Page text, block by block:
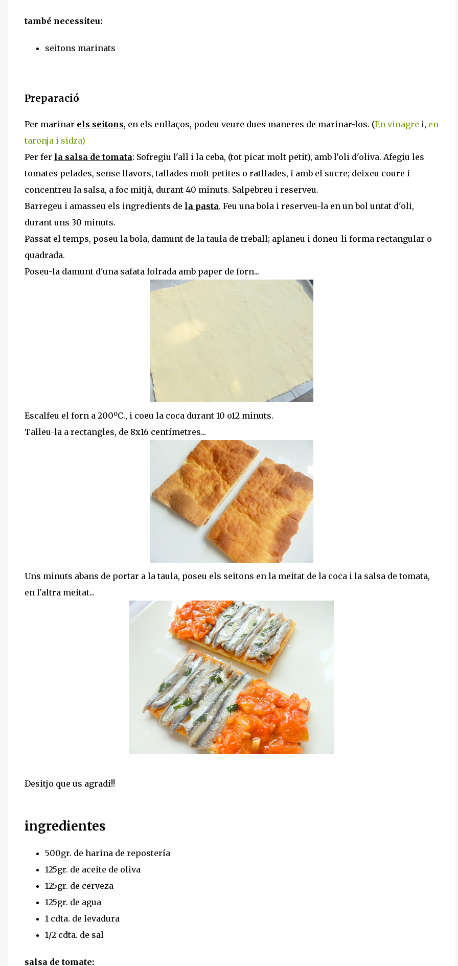
també necessiteu:
seitons marinats
Preparació
Per marinar els seitons, en els enllaços, podeu veure dues maneres de marinar-los. (En vinagre i, en
taronja i sidra)
Per fer la salsa de tomata: Sofregiu l'all i la ceba, (tot picat molt petit), amb l'oli d'oliva. Afegiu les
tomates pelades, sense llavors, tallades molt petites o ratllades, i amb el sucre; deixeu coure i
concentreu la salsa, a foc mitjà, durant 40 minuts. Salpebreu i reserveu.
Barregeu i amasseu els ingredients de la pasta. Feu una bola i reserveu-la en un bol untat d'oli,
durant uns 30 minuts.
Passat el temps, poseu la bola, damunt de la taula de treball; aplaneu i doneu-li forma rectangular o
quadrada.
Poseu-la damunt d'una safata folrada amb paper de forn...
Escalfeu el forn a 200ºC., i coeu la coca durant 10 o12 minuts.
Talleu-la a rectangles, de 8x16 centímetres...
Uns minuts abans de portar a la taula, poseu els seitons en la meitat de la coca i la salsa de tomata,
en l'altra meitat...
Desitjo que us agradi!!
ingredientes
500gr. de harina de repostería
125gr. de aceite de oliva
125gr. de cerveza
125gr. de agua
1 cdta. de levadura
1/2 cdta. de sal
salsa de tomate: